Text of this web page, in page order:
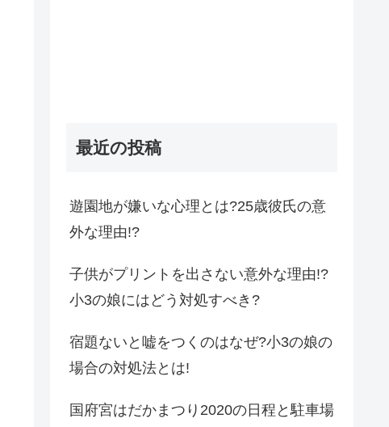
最近の投稿
遊園地が嫌いな心理とは?25歳彼氏の意
外な理由!?
子供がプリントを出さない意外な理由!?
小3の娘にはどう対処すべき?
宿題ないと嘘をつくのはなぜ?小3の娘の
場合の対処法とは!
国府宮はだかまつり2020の日程と駐車場